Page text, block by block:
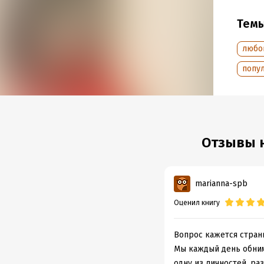
лучше
В
Год
Отзывы
marianna-spb
Оценил книгу
Вопрос кажется
Мы каждый день